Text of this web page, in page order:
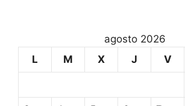
agosto 2026
L
M X J V